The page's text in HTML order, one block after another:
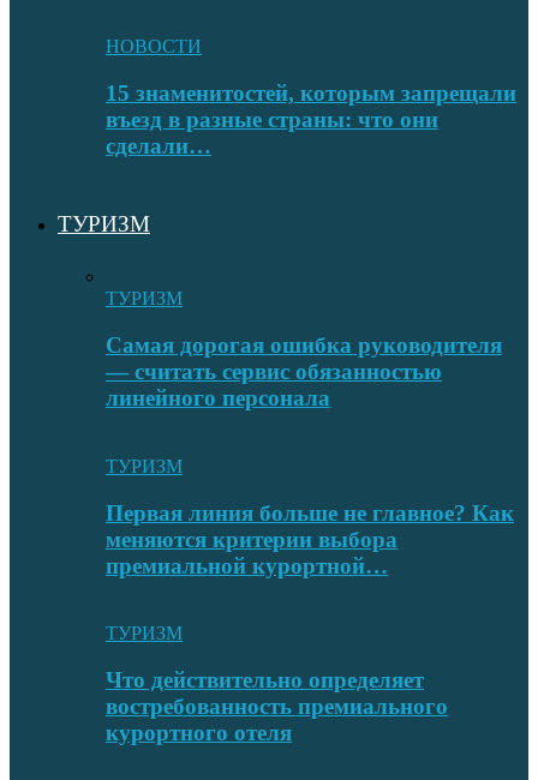
НОВОСТИ
15 знаменитостей, которым запрещали
въезд в разные страны: что они
сделали…
ТУРИЗМ
ТУРИЗМ
Самая дорогая ошибка руководителя
— считать сервис обязанностью
линейного персонала
ТУРИЗМ
Первая линия больше не главное? Как
меняются критерии выбора
премиальной курортной…
ТУРИЗМ
Что действительно определяет
востребованность премиального
курортного отеля